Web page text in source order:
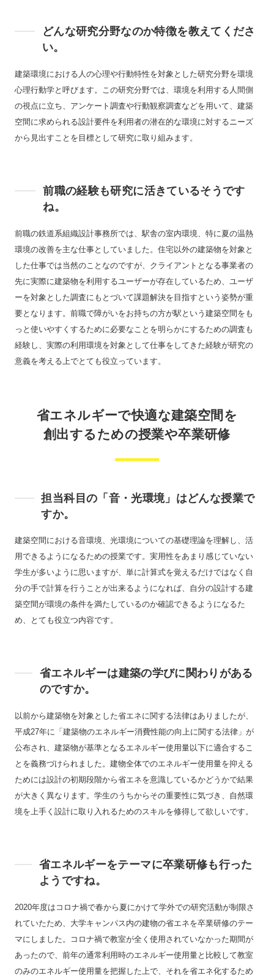
どんな研究分野なのか特徴を教えてくださ
い。
建築環境における人の心理や行動特性を対象とした研究分野を環境
心理行動学と呼びます。この研究分野では、環境を利用する人間側
の視点に立ち、アンケート調査や行動観察調査などを用いて、建築
空間に求められる設計要件を利用者の潜在的な環境に対するニーズ
から見出すことを目標として研究に取り組みます。
前職の経験も研究に活きているそうです
ね。
前職の鉄道系組織設計事務所では、駅舎の室内環境、特に夏の温熱
環境の改善を主な仕事としていました。住宅以外の建築物を対象と
した仕事では当然のことなのですが、クライアントとなる事業者の
先に実際に建築物を利用するユーザーが存在しているため、ユーザ
ーを対象とした調査にもとづいて課題解決を目指すという姿勢が重
要となります。前職で障がいをお持ちの方が駅という建築空間をも
っと使いやすくするために必要なことを明らかにするための調査も
経験し、実際の利用環境を対象として仕事をしてきた経験が研究の
意義を考える上でとても役立っています。
省エネルギーで快適な建築空間を
創出するための授業や卒業研修
担当科目の「音・光環境」はどんな授業で
すか。
建築空間における音環境、光環境についての基礎理論を理解し、活
用できるようになるための授業です。実用性をあまり感じていない
学生が多いように思いますが、単に計算式を覚えるだけではなく自
分の手で計算を行うことが出来るようになれば、自分の設計する建
築空間が環境の条件を満たしているのか確認できるようになるた
め、とても役立つ内容です。
省エネルギーは建築の学びに関わりがある
のですか。
以前から建築物を対象とした省エネに関する法律はありましたが、
平成27年に「建築物のエネルギー消費性能の向上に関する法律」が
公布され、建築物が基準となるエネルギー使用量以下に適合するこ
とを義務づけられました。建物全体でのエネルギー使用量を抑える
ためには設計の初期段階から省エネを意識しているかどうかで結果
が大きく異なります。学生のうちからその重要性に気づき、自然環
境を上手く設計に取り入れるためのスキルを修得して欲しいです。
省エネルギーをテーマに卒業研修も行った
ようですね。
2020年度はコロナ禍で春から夏にかけて学外での研究活動が制限さ
れていたため、大学キャンパス内の建物の省エネを卒業研修のテー
マにしました。コロナ禍で教室が全く使用されていなかった期間が
あったので、前年の通常利用時のエネルギー使用量と比較して教室
のみのエネルギー使用量を把握した上で、それを省エネ化するため